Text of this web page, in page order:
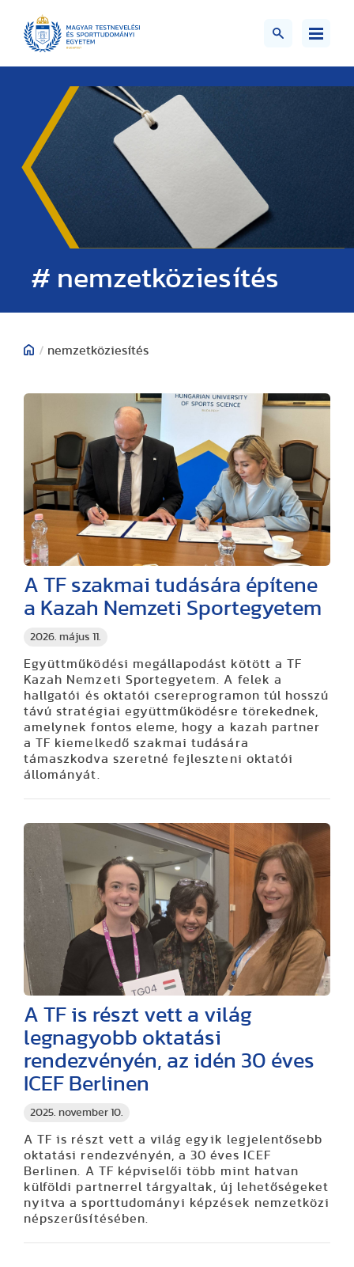
# nemzetköziesítés
/ nemzetköziesítés
2026. május 11.
A TF szakmai tudására építene
a Kazah Nemzeti Sportegyetem
Együttműködési megállapodást kötött a TF
Kazah Nemzeti Sportegyetem. A felek a
hallgatói és oktatói csereprogramon túl hosszú
távú stratégiai együttműködésre törekednek,
amelynek fontos eleme, hogy a kazah partner
a TF kiemelkedő szakmai tudására
támaszkodva szeretné fejleszteni oktatói
állományát.
2025. november 10.
A TF is részt vett a világ
legnagyobb oktatási
rendezvényén, az idén 30 éves
ICEF Berlinen
A TF is részt vett a világ egyik legjelentősebb
oktatási rendezvényén, a 30 éves ICEF
Berlinen. A TF képviselői több mint hatvan
külföldi partnerrel tárgyaltak, új lehetőségeket
nyitva a sporttudományi képzések nemzetközi
népszerűsítésében.